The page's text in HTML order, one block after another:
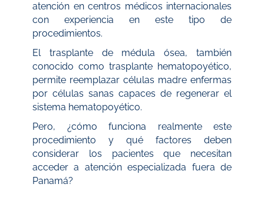
atención en centros médicos internacionales
con experiencia en este tipo de
procedimientos.
El trasplante de médula ósea, también
conocido como trasplante hematopoyético,
permite reemplazar células madre enfermas
por células sanas capaces de regenerar el
sistema hematopoyético.
Pero, ¿cómo funciona realmente este
procedimiento y qué factores deben
considerar los pacientes que necesitan
acceder a atención especializada fuera de
Panamá?